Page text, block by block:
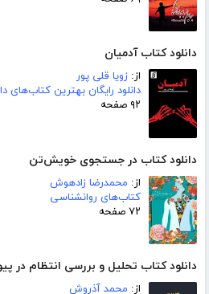
دانلود کتاب آدمیان
از: زویا قلی پور
دانلود رایگان بهترین کتاب‌های
۹۲ صفحه
دانلود کتاب در جستجوی خویش‌تن
از: محمدرضا زادهوش
کتاب‌های روانشناسی
۷۲ صفحه
دانلود کتاب تحلیل و بررسی انتظام در
از: محمد آذروش